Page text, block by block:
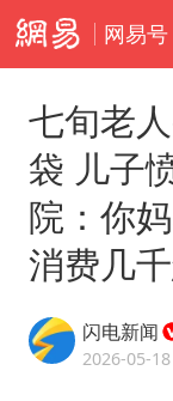
网易号
七旬老
袋 儿子
院：你
消费几
闪电新闻
2026-05-